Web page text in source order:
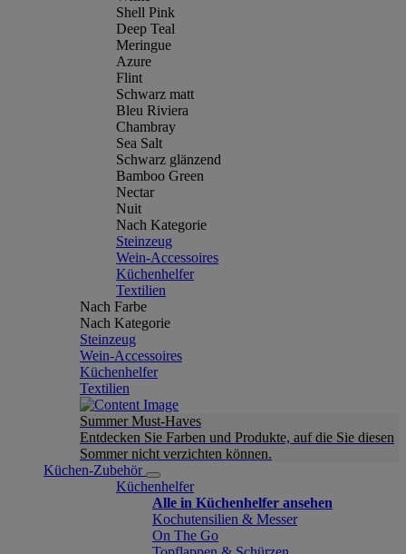
Shell Pink
Deep Teal
Meringue
Azure
Flint
Schwarz matt
Bleu Riviera
Chambray
Sea Salt
Schwarz glänzend
Bamboo Green
Nectar
Nuit
Nach Kategorie
Steinzeug
Wein-Accessoires
Küchenhelfer
Textilien
Nach Farbe
Nach Kategorie
Steinzeug
Wein-Accessoires
Küchenhelfer
Textilien
Summer Must-Haves
Entdecken Sie Farben und Produkte, auf die Sie diesen
Sommer nicht verzichten können.
Küchen-Zubehör
Küchenhelfer
Alle in Küchenhelfer ansehen
Kochutensilien & Messer
On The Go